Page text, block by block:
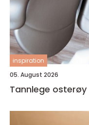
inspiration
05. August 2026